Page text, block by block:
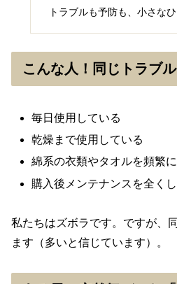
トラブルも予防も、小さな
こんな人！同じトラブル
毎日使用している
乾燥まで使用している
綿系の衣類やタオルを頻繁
購入後メンテナンスを全く
私たちはズボラです。ですが、
ます（多いと信じています）。